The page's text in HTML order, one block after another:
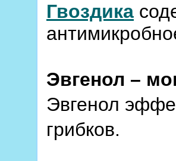
Гвоздика
Эвгенол –
Эвгенол
грибков.